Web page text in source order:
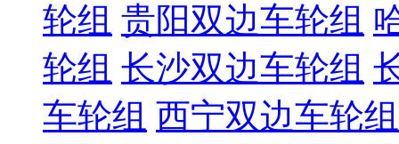
轮组 贵阳双边车轮组
轮组 长沙双边车轮组
车轮组 西宁双边车轮组